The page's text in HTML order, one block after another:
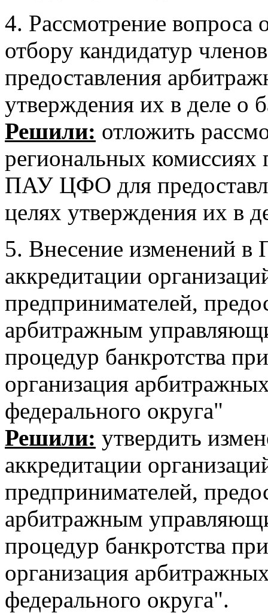
4. Рассмотрение вопроса
отбору кандидатур
предоставления
утверждения их в деле о
Решили: отложить
региональных комиссиях
ПАУ ЦФО для
целях утверждения их в
5. Внесение изменений в
аккредитации
предпринимателей,
арбитражным
процедур банкротства
организация
федерального округа"
Решили: утвердить
аккредитации
предпринимателей,
арбитражным
процедур банкротства
организация
федерального округа".